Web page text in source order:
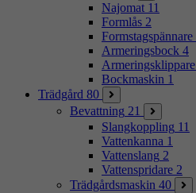
Najomat 11
Formlås 2
Formstagspännare
Armeringsbock 4
Armeringsklippare
Bockmaskin 1
Trädgård 80
Bevattning 21
Slangkoppling 11
Vattenkanna 1
Vattenslang 2
Vattenspridare 2
Trädgårdsmaskin 40